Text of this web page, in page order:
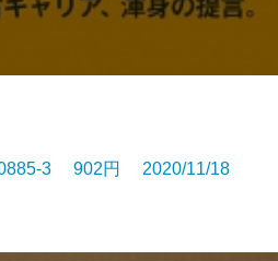
3 902円 2020/11/18